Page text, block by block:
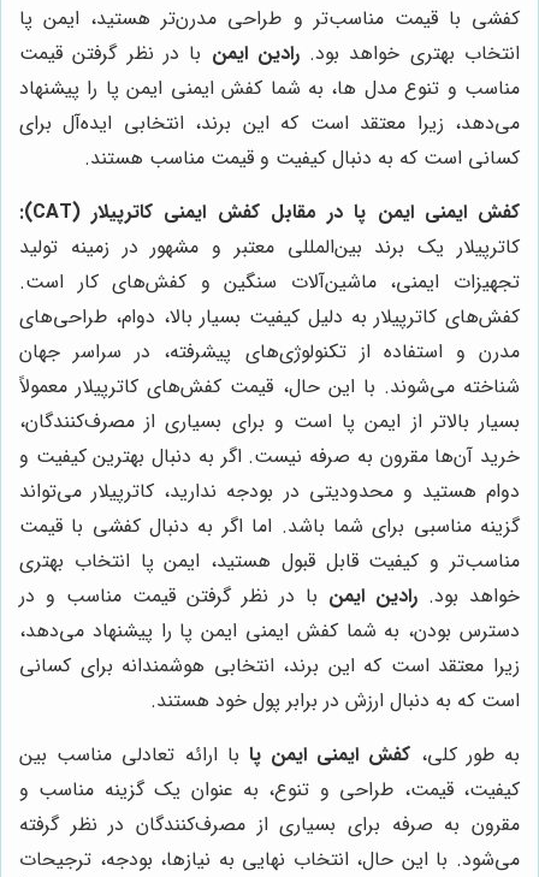
کفشی با قیمت مناسب‌تر و طراحی مدرن‌تر هستید، ایمن پا
انتخاب بهتری خواهد بود.رادین ایمن با در نظر گرفتن قیمت
مناسب و تنوع مدل ها، به شما کفش ایمنی ایمن پا را پیشنهاد
می‌دهد، زیرا معتقد است که این برند، انتخابی ایده‌آل برای
کسانی است که به دنبال کیفیت و قیمت مناسب هستند.
کفش ایمنی ایمن پا در مقابل کفش ایمنی کاترپیلار (CAT):
کاترپیلار یک برند بین‌المللی معتبر و مشهور در زمینه تولید
تجهیزات ایمنی، ماشین‌آلات سنگین و کفش‌های کار است.
کفش‌های کاترپیلار به دلیل کیفیت بسیار بالا، دوام، طراحی‌های
مدرن و استفاده از تکنولوژی‌های پیشرفته، در سراسر جهان
شناخته می‌شوند. با این حال، قیمت کفش‌های کاترپیلار معمولاً
بسیار بالاتر از ایمن پا است و برای بسیاری از مصرف‌کنندگان،
خرید آن‌ها مقرون به صرفه نیست. اگر به دنبال بهترین کیفیت و
دوام هستید و محدودیتی در بودجه ندارید، کاترپیلار می‌تواند
گزینه مناسبی برای شما باشد. اما اگر به دنبال کفشی با قیمت
مناسب‌تر و کیفیت قابل قبول هستید، ایمن پا انتخاب بهتری
خواهد بود. رادین ایمن با در نظر گرفتن قیمت مناسب و در
دسترس بودن، به شما کفش ایمنی ایمن پا را پیشنهاد می‌دهد،
زیرا معتقد است که این برند، انتخابی هوشمندانه برای کسانی
است که به دنبال ارزش در برابر پول خود هستند.
به طور کلی، کفش ایمنی ایمن پا با ارائه تعادلی مناسب بین
کیفیت، قیمت، طراحی و تنوع، به عنوان یک گزینه مناسب و
مقرون به صرفه برای بسیاری از مصرف‌کنندگان در نظر گرفته
می‌شود. با این حال، انتخاب نهایی به نیازها، بودجه، ترجیحات